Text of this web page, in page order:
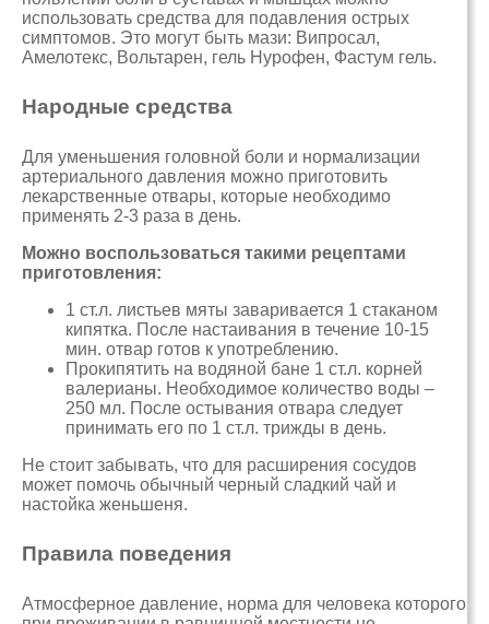
использовать средства для подавления острых
симптомов. Это могут быть мази: Випросал,
Амелотекс, Вольтарен, гель Нурофен, Фастум гель.
Народные средства
Для уменьшения головной боли и нормализации
артериального давления можно приготовить
лекарственные отвары, которые необходимо
применять 2-3 раза в день.
Можно воспользоваться такими рецептами
приготовления:
1 ст.л. листьев мяты заваривается 1 стаканом
кипятка. После настаивания в течение 10-15
мин. отвар готов к употреблению.
Прокипятить на водяной бане 1 ст.л. корней
валерианы. Необходимое количество воды –
250 мл. После остывания отвара следует
принимать его по 1 ст.л. трижды в день.
Не стоит забывать, что для расширения сосудов
может помочь обычный черный сладкий чай и
настойка женьшеня.
Правила поведения
Атмосферное давление, норма для человека которого